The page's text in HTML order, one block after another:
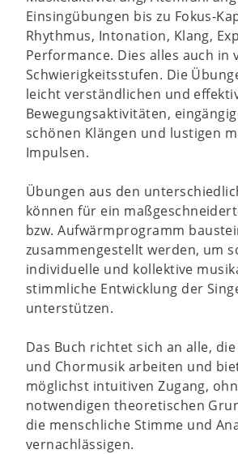
Einsingübungen bis zu Fokus-
Rhythmus, Intonation, Klang,
Performance. Dies alles auch in
Schwierigkeitsstufen. Die
leicht verständlichen und
Bewegungsaktivitäten,
schönen Klängen und lustigen
Impulsen.
Übungen aus den
können für ein
bzw. Aufwärmprogramm
zusammengestellt werden, um
individuelle und kollektive
stimmliche Entwicklung der
unterstützen.
Das Buch richtet sich an alle,
und Chormusik arbeiten und
möglichst intuitiven Zugang,
notwendigen theoretischen
die menschliche Stimme und
vernachlässigen.